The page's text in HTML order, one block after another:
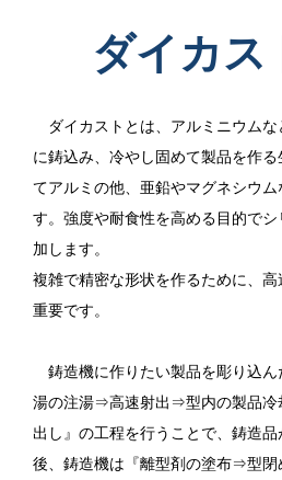
ダイカス
ダイカストとは、アルミニウムな
に鋳込み、冷やし固めて製品を作
てアルミの他、亜鉛やマグネシウム
す。強度や耐食性を高める目的で
加します。
複雑で精密な形状を作るために、
重要です。
鋳造機に作りたい製品を彫り込ん
湯の注湯⇒高速射出⇒型内の製品
出し』の工程を行うことで、鋳造
後、鋳造機は『離型剤の塗布⇒型閉